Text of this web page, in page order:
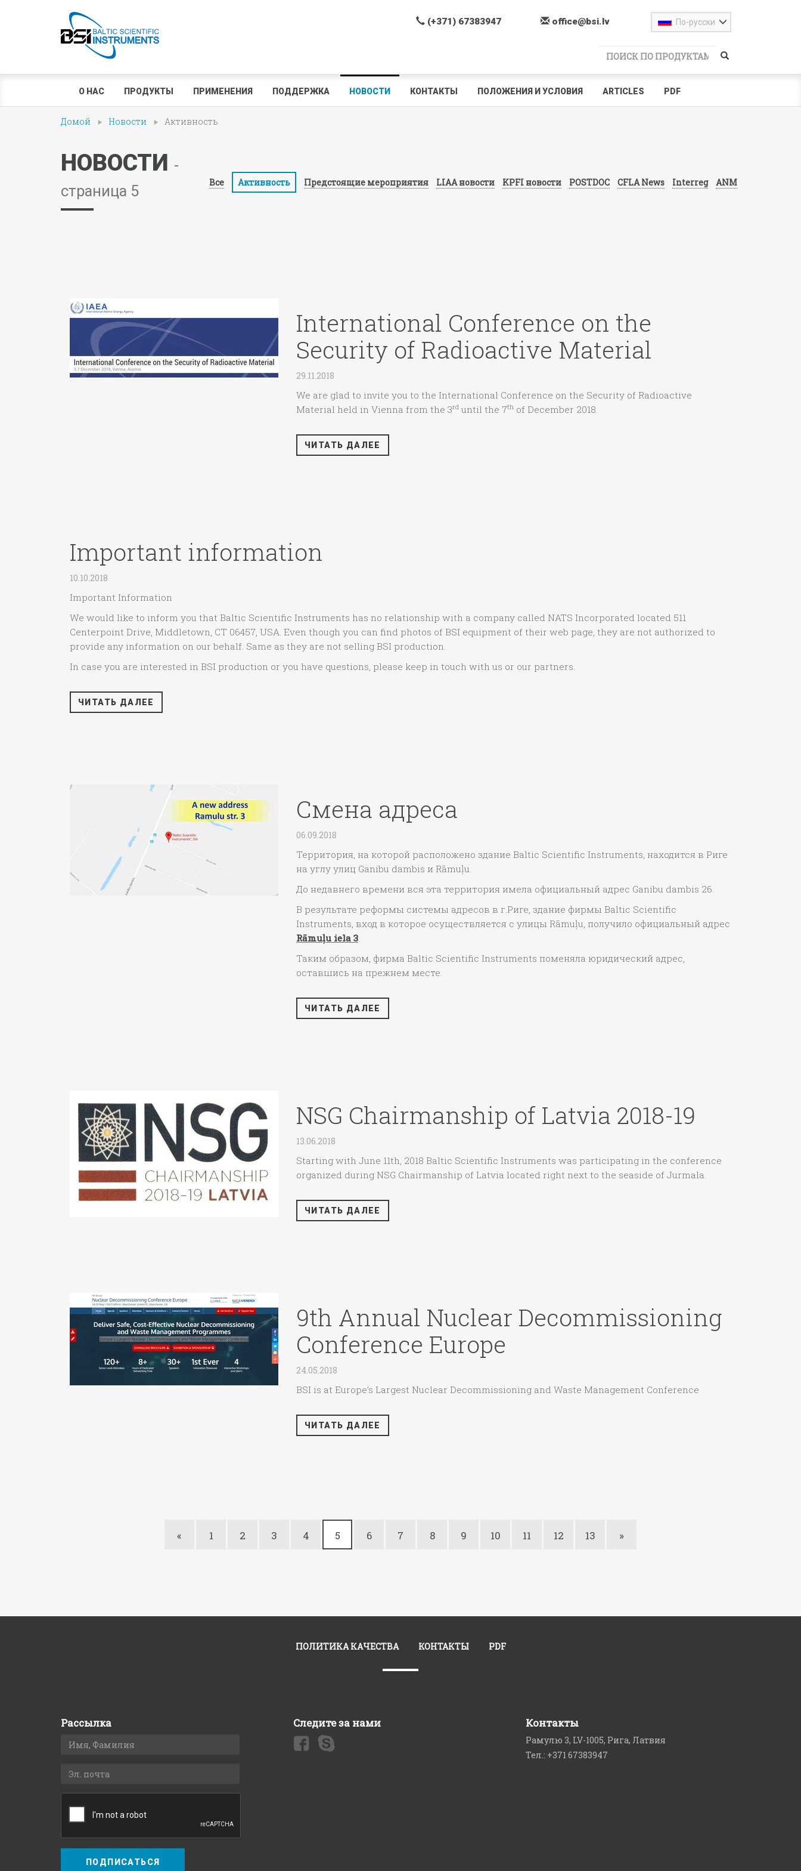
(+371) 67383947 office@bsi.lv По-русски
О НАС ПРОДУКТЫ ПРИМЕНЕНИЯ ПОДДЕРЖКА НОВОСТИ КОНТАКТЫ ПОЛОЖЕНИЯ И УСЛОВИЯ ARTICLES PDF
Домой Новости Активность
Все Активность Предстоящие мероприятия LIAA новости KPFI новости POSTDOC CFLA News Interreg ANM
НОВОСТИ -
страница 5
International Conference on the
Security of Radioactive Material
29.11.2018
We are glad to invite you to the International Conference on the Security of Radioactive
Material held in Vienna from the 3rd until the 7th of December 2018.
ЧИТАТЬ ДАЛЕЕ
Important information
10.10.2018
Important Information
We would like to inform you that Baltic Scientific Instruments has no relationship with a company called NATS Incorporated located 511
Centerpoint Drive, Middletown, CT 06457, USA. Even though you can find photos of BSI equipment of their web page, they are not authorized to
provide any information on our behalf. Same as they are not selling BSI production.
In case you are interested in BSI production or you have questions, please keep in touch with us or our partners.
ЧИТАТЬ ДАЛЕЕ
Смена адреса
06.09.2018
Территория, на которой расположено здание Baltic Scientific Instruments, находится в Риге
на углу улиц Ganibu dambis и Rāmuļu.
До недавнего времени вся эта территория имела официальный адрес Ganibu dambis 26.
В результате реформы системы адресов в г.Риге, здание фирмы Baltic Scientific
Instruments, вход в которое осуществляется с улицы Rāmuļu, получило официальный адрес
Rāmuļu iela 3.
Таким образом, фирма Baltic Scientific Instruments поменяла юридический адрес,
оставшись на прежнем месте.
ЧИТАТЬ ДАЛЕЕ
NSG Chairmanship of Latvia 2018-19
13.06.2018
Starting with June 11th, 2018 Baltic Scientific Instruments was participating in the conference
organized during NSG Chairmanship of Latvia located right next to the seaside of Jurmala.
ЧИТАТЬ ДАЛЕЕ
9th Annual Nuclear Decommissioning
Conference Europe
24.05.2018
BSI is at Europe’s Largest Nuclear Decommissioning and Waste Management Conference
ЧИТАТЬ ДАЛЕЕ
« 1 2 3 4 5 6 7 8 9 10 11 12 13 »
ПОЛИТИКА КАЧЕСТВА КОНТАКТЫ PDF
Рассылка
ПОДПИСАТЬСЯ
Следите за нами Контакты
Рамулю 3, LV-1005, Рига, Латвия
Тел.: +371 67383947